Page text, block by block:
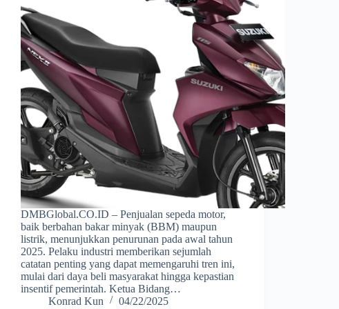
DMBGlobal.CO.ID – Penjualan sepeda motor,
baik berbahan bakar minyak (BBM) maupun
listrik, menunjukkan penurunan pada awal tahun
2025. Pelaku industri memberikan sejumlah
catatan penting yang dapat memengaruhi tren ini,
mulai dari daya beli masyarakat hingga kepastian
insentif pemerintah. Ketua Bidang…
Konrad Kun
04/22/2025